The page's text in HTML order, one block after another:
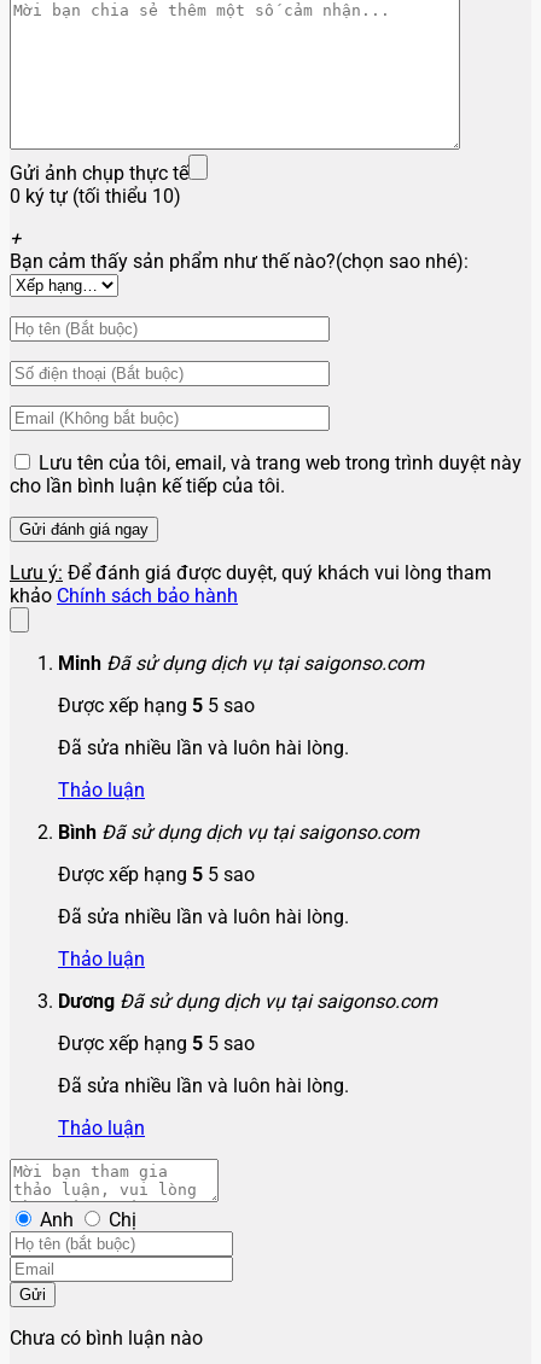
Gửi ảnh chụp thực tế
0 ký tự (tối thiểu 10)
+
Bạn cảm thấy sản phẩm như thế nào?(chọn sao nhé):
Lưu tên của tôi, email, và trang web trong trình duyệt này
cho lần bình luận kế tiếp của tôi.
Lưu ý: Để đánh giá được duyệt, quý khách vui lòng tham
khảo Chính sách bảo hành
Minh Đã sử dụng dịch vụ tại saigonso.com
Được xếp hạng 5 5 sao
Đã sửa nhiều lần và luôn hài lòng.
Thảo luận
Bình Đã sử dụng dịch vụ tại saigonso.com
Được xếp hạng 5 5 sao
Đã sửa nhiều lần và luôn hài lòng.
Thảo luận
Dương Đã sử dụng dịch vụ tại saigonso.com
Được xếp hạng 5 5 sao
Đã sửa nhiều lần và luôn hài lòng.
Thảo luận
Anh Chị
Gửi
Chưa có bình luận nào